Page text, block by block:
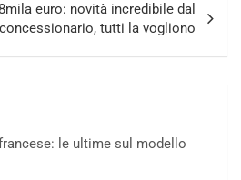
euro: novità incredibile dal
concessionario, tutti la vogliono
le ultime sul modello